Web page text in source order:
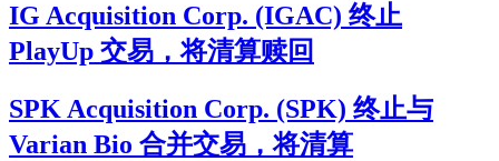
IG Acquisition Corp. (IGAC) 终止
PlayUp 交易，将清算赎回
SPK Acquisition Corp. (SPK) 终止与
Varian Bio 合并交易，将清算